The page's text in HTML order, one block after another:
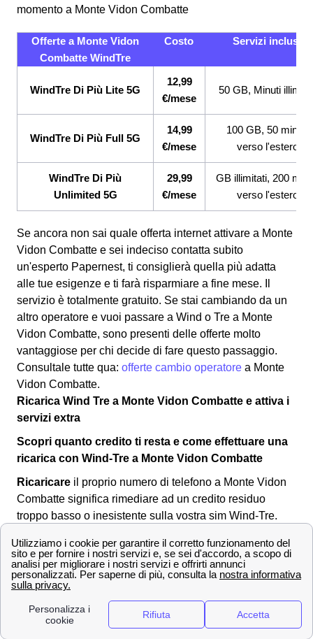
momento a Monte Vidon Combatte
Offerte a Monte Vidon
Combatte WindTre
Costo Servizi inclusi
WindTre Di Più Lite 5G
12,99
€/mese
50 GB, Minuti
WindTre Di Più Full 5G
14,99
€/mese
100 GB, 50 minuti
verso l'estero
WindTre Di Più
Unlimited 5G
29,99
€/mese
GB illimitati, 200
verso l'estero
Se ancora non sai quale offerta internet attivare a Monte
Vidon Combatte e sei indeciso contatta subito
un'esperto Papernest, ti consiglierà quella più adatta
alle tue esigenze e ti farà risparmiare a fine mese. Il
servizio è totalmente gratuito. Se stai cambiando da un
altro operatore e vuoi passare a Wind o Tre a Monte
Vidon Combatte, sono presenti delle offerte molto
vantaggiose per chi decide di fare questo passaggio.
Consultale tutte qua: offerte cambio operatore a Monte
Vidon Combatte.
Ricarica Wind Tre a Monte Vidon Combatte e attiva i
servizi extra
Scopri quanto credito ti resta e come effettuare una
ricarica con Wind-Tre a Monte Vidon Combatte
Ricaricare il proprio numero di telefono a Monte Vidon
Combatte significa rimediare ad un credito residuo
troppo basso o inesistente sulla vostra sim Wind-Tre.
Recarsi in banca o altabacchinodi Monte
Vidon Combatte
Pagare con addebito su conto corrente o
paypal sul sito ufficiale di Wind Tre, senza